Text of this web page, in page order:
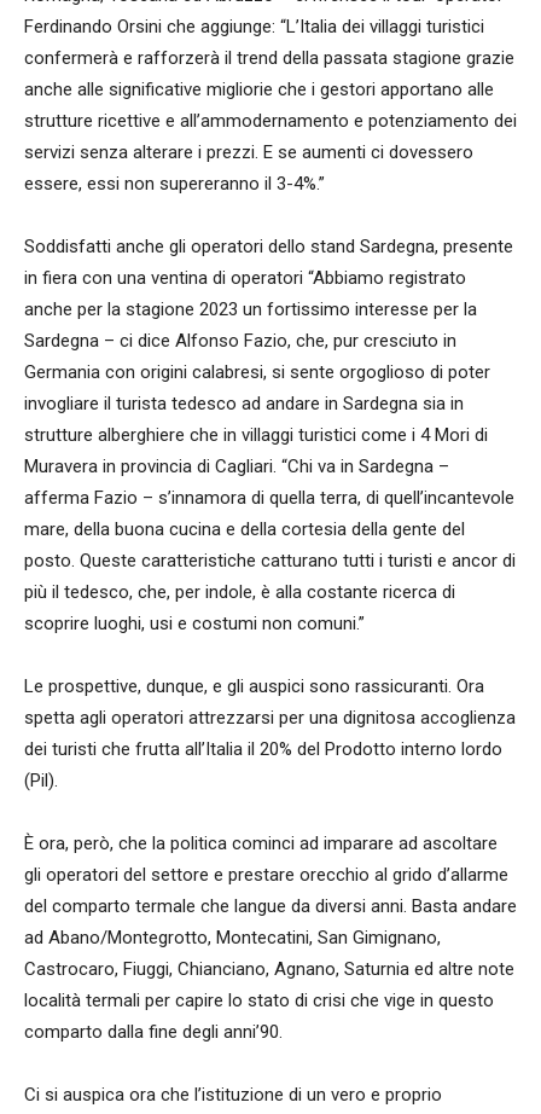
Ferdinando Orsini che aggiunge: “L’Italia dei villaggi turistici
confermerà e rafforzerà il trend della passata stagione grazie
anche alle significative migliorie che i gestori apportano alle
strutture ricettive e all’ammodernamento e potenziamento dei
servizi senza alterare i prezzi. E se aumenti ci dovessero
essere, essi non supereranno il 3-4%.”
Soddisfatti anche gli operatori dello stand Sardegna, presente
in fiera con una ventina di operatori “Abbiamo registrato
anche per la stagione 2023 un fortissimo interesse per la
Sardegna – ci dice Alfonso Fazio, che, pur cresciuto in
Germania con origini calabresi, si sente orgoglioso di poter
invogliare il turista tedesco ad andare in Sardegna sia in
strutture alberghiere che in villaggi turistici come i 4 Mori di
Muravera in provincia di Cagliari. “Chi va in Sardegna –
afferma Fazio – s’innamora di quella terra, di quell’incantevole
mare, della buona cucina e della cortesia della gente del
posto. Queste caratteristiche catturano tutti i turisti e ancor di
più il tedesco, che, per indole, è alla costante ricerca di
scoprire luoghi, usi e costumi non comuni.”
Le prospettive, dunque, e gli auspici sono rassicuranti. Ora
spetta agli operatori attrezzarsi per una dignitosa accoglienza
dei turisti che frutta all’Italia il 20% del Prodotto interno lordo
(Pil).
È ora, però, che la politica cominci ad imparare ad ascoltare
gli operatori del settore e prestare orecchio al grido d’allarme
del comparto termale che langue da diversi anni. Basta andare
ad Abano/Montegrotto, Montecatini, San Gimignano,
Castrocaro, Fiuggi, Chianciano, Agnano, Saturnia ed altre note
località termali per capire lo stato di crisi che vige in questo
comparto dalla fine degli anni’90.
Ci si auspica ora che l’istituzione di un vero e proprio